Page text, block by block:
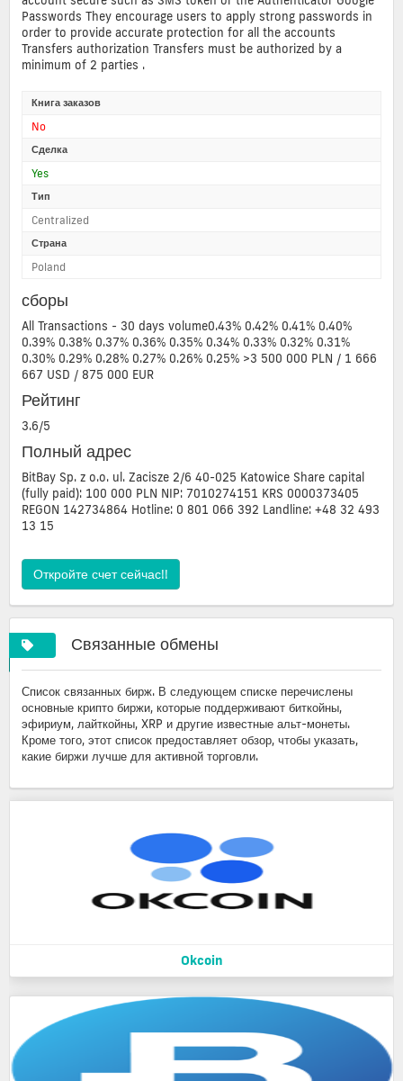
Passwords They encourage users to apply strong passwords in
order to provide accurate protection for all the accounts
Transfers authorization Transfers must be authorized by a
minimum of 2 parties .
Книга заказов
No
Сделка
Yes
Тип
Centralized
Страна
Poland
сборы
All Transactions - 30 days volume0.43% 0.42% 0.41% 0.40%
0.39% 0.38% 0.37% 0.36% 0.35% 0.34% 0.33% 0.32% 0.31%
0.30% 0.29% 0.28% 0.27% 0.26% 0.25% >3 500 000 PLN / 1 666
667 USD / 875 000 EUR
Рейтинг
3.6/5
Полный адрес
BitBay Sp. z o.o. ul. Zacisze 2/6 40-025 Katowice Share capital
(fully paid): 100 000 PLN NIP: 7010274151 KRS 0000373405
REGON 142734864 Hotline: 0 801 066 392 Landline: +48 32 493
13 15
Откройте счет сейчас!!
Связанные обмены
Список связанных бирж. В следующем списке перечислены
основные крипто биржи, которые поддерживают биткойны,
эфириум, лайткойны, XRP и другие известные альт-монеты.
Кроме того, этот список предоставляет обзор, чтобы указать,
какие биржи лучше для активной торговли.
Okcoin